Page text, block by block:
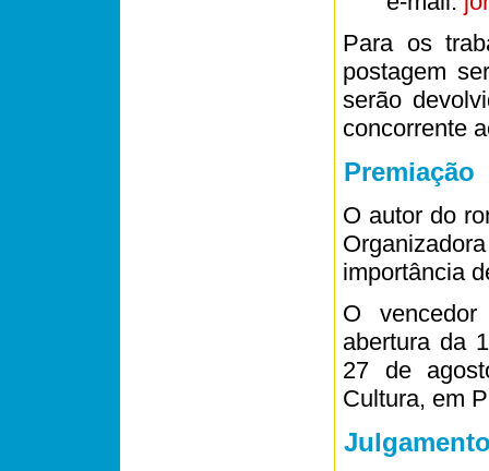
Para os
postagem
serão
concorrente
Premiação
O autor do
importância
O
abertura da
27 de
Cultura, em